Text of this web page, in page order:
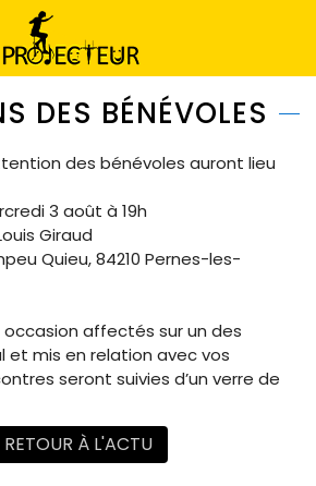
DES BÉNÉVOLES
des bénévoles auront lieu
3 août à 19h
Giraud
Quieu, 84210 Pernes-les-
affectés sur un des
et mis en relation avec vos
seront suivies d’un verre de
RETOUR À L'ACTU